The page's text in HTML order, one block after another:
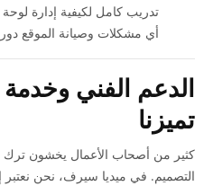
تدريب كامل لكيفية إدارة
أي مشكلات وصيانة الموقع
الدعم الفني وخدمة
تميزنا
كثير من أصحاب الأعمال يخشون ترك
التصميم. في ميديا سيرف، نحن نعتبر